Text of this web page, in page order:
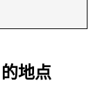
地点